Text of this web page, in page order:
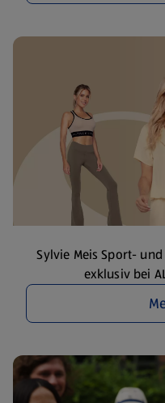
Sylvie Meis Sport-
exklusiv bei